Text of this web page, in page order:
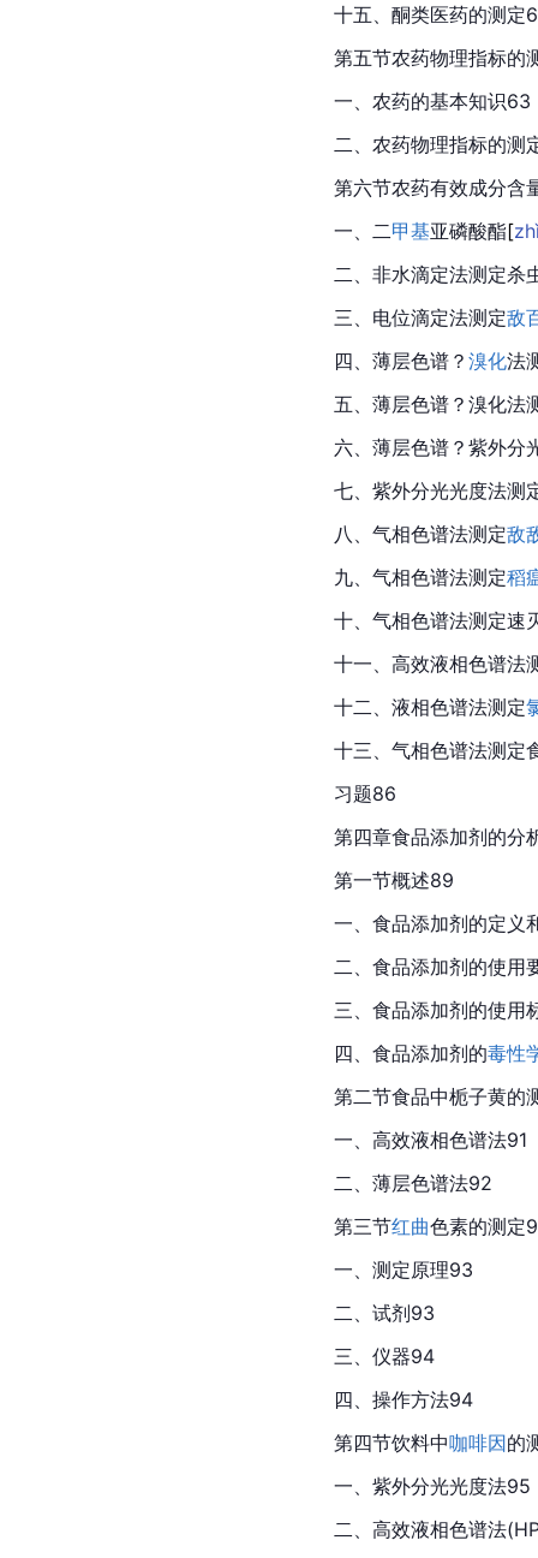
十五、 酮类医药的测定
第五节农药物理指标的
一、农药的基本知识63
二、农药物理指标的测
第六节农药有效成分含
一、二甲基亚磷酸酯[
二、非水滴定法测定杀
三、电位滴定法测定敌
四、薄层色谱？ 溴化法
五、薄层色谱？溴化法
六、薄层色谱？紫外分
七、紫外分光光度法测
八、气相色谱法测定敌
九、气相色谱法测定稻
十、气相色谱法测定速
十一、高效液相色谱法
十二、液相色谱法测定
十三、气相色谱法测定
习题86
第四章食品添加剂的分
第一节概述89
一、食品添加剂的定义
二、食品添加剂的使用
三、食品添加剂的使用
四、食品添加剂的毒性
第二节食品中栀子黄的
一、高效液相色谱法91
二、薄层色谱法92
第三节红曲色素的测定
一、测定原理93
二、试剂93
三、仪器94
四、操作方法94
第四节饮料中咖啡因的
一、紫外分光光度法95
二、高效液相色谱法